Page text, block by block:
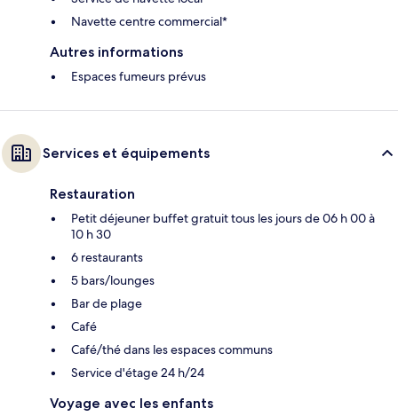
Navette centre commercial*
Autres informations
Espaces fumeurs prévus
Services et équipements
Restauration
Petit déjeuner buffet gratuit tous les jours de 06 h 00 à
10 h 30
6 restaurants
5 bars/lounges
Bar de plage
Café
Café/thé dans les espaces communs
Service d'étage 24 h/24
Voyage avec les enfants